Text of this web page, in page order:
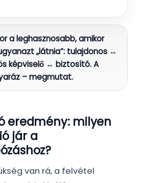
a leghasznosabb, amikor
„látnia”: tulajdonos ↔
képviselő ↔ biztosító. A
–megmutat.
eredmény: milyen
jár a
van rá, a felvétel